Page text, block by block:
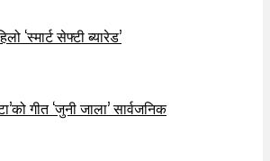
‘स्मार्ट सेफ्टी ब्यारेड’
गीत ‘जुनी जाला’ सार्वजनिक